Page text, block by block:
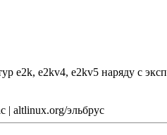
e2k, e2kv4, e2kv5 наряду с
| altlinux.org/эльбрус